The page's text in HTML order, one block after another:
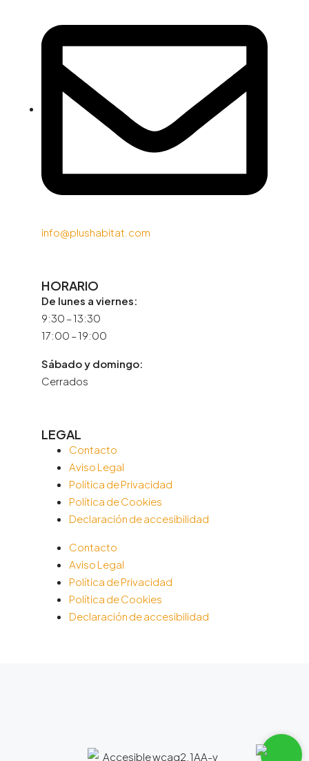
info@plushabitat.com
HORARIO
De lunes a viernes:
9:30 – 13:30
17:00 – 19:00
Sábado y domingo:
Cerrados
LEGAL
Contacto
Aviso Legal
Política de Privacidad
Política de Cookies
Declaración de accesibilidad
Contacto
Aviso Legal
Política de Privacidad
Política de Cookies
Declaración de accesibilidad